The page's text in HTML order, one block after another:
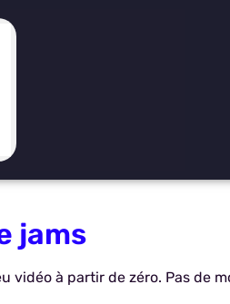
jams
vidéo à partir de zéro. Pas de